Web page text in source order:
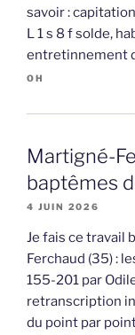
savoir :
L 1 s 8 f solde,
entretinnement
OH
Martigné-
baptêmes
4 JUIN 2026
Je fais ce travail
Ferchaud (35) :
155-201 par
retranscription
du point par